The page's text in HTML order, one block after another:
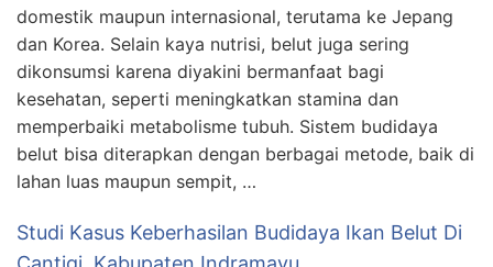
domestik maupun internasional, terutama ke Jepang
dan Korea. Selain kaya nutrisi, belut juga sering
dikonsumsi karena diyakini bermanfaat bagi
kesehatan, seperti meningkatkan stamina dan
memperbaiki metabolisme tubuh. Sistem budidaya
belut bisa diterapkan dengan berbagai metode, baik di
lahan luas maupun sempit, …
Studi Kasus Keberhasilan Budidaya Ikan Belut Di